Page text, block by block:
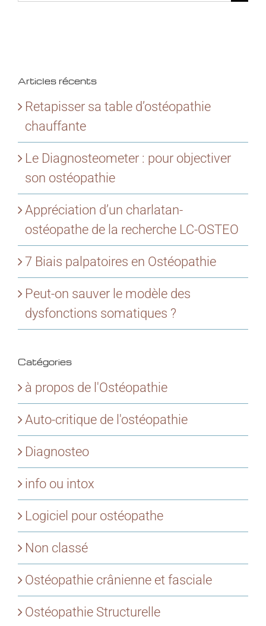
Articles récents
Retapisser sa table d’ostéopathie
chauffante
Le Diagnosteometer : pour objectiver
son ostéopathie
Appréciation d’un charlatan-
ostéopathe de la recherche LC-OSTEO
7 Biais palpatoires en Ostéopathie
Peut-on sauver le modèle des
dysfonctions somatiques ?
Catégories
à propos de l'Ostéopathie
Auto-critique de l'ostéopathie
Diagnosteo
info ou intox
Logiciel pour ostéopathe
Non classé
Ostéopathie crânienne et fasciale
Ostéopathie Structurelle